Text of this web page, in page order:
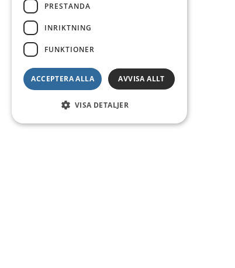
PRESTANDA
INRIKTNING
FUNKTIONER
ACCEPTERA ALLA AVVISA ALLT
VISA DETALJER